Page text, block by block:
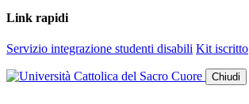
Link rapidi
Servizio integrazione studenti disabili Kit iscritto
Chiudi